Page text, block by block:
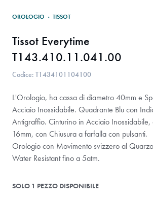
OROLOGIO · TISSOT
Tissot Everytime
T143.410.11.041.00
Codice: T1434101104100
L'Orologio, ha cassa di diametro 40mm e
Acciaio Inossidabile. Quadrante Blu con
Antigraffio. Cinturino in Acciaio Inossidabile,
16mm, con Chiusura a farfalla con pulsanti.
Orologio con Movimento svizzero al
Water Resistant fino a 5atm.
SOLO 1 PEZZO DISPONIBILE